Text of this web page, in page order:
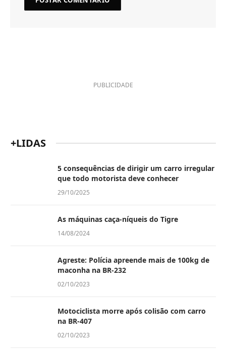
PUBLICIDADE
+LIDAS
5 consequências de dirigir um carro irregular
que todo motorista deve conhecer
29/10/2025
As máquinas caça-níqueis do Tigre
14/08/2024
Agreste: Polícia apreende mais de 100kg de
maconha na BR-232
02/10/2023
Motociclista morre após colisão com carro
na BR-407
02/10/2023